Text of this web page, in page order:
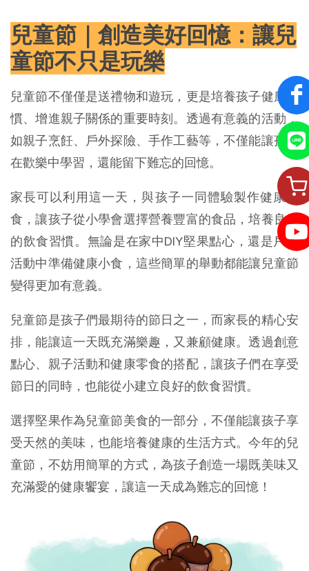
兒童節｜創造美好回憶：讓兒
童節不只是玩樂
兒童節不僅僅是送禮物和遊玩，更是培養孩子健康習
慣、增進親子關係的重要時刻。透過有意義的活動，
如親子烹飪、戶外探險、手作工藝等，不僅能讓孩子
在歡樂中學習，還能留下難忘的回憶。
家長可以利用這一天，與孩子一同體驗製作健康美
食，讓孩子從小學會選擇營養豐富的食品，培養良好
的飲食習慣。無論是在家中DIY堅果點心，還是戶外
活動中準備健康小食，這些簡單的舉動都能讓兒童節
變得更加有意義。
兒童節是孩子們最期待的節日之一，而家長的精心安
排，能讓這一天既充滿樂趣，又兼顧健康。透過創意
點心、親子活動和健康零食的搭配，讓孩子們在享受
節日的同時，也能從小建立良好的飲食習慣。
選擇堅果作為兒童節美食的一部分，不僅能讓孩子享
受天然的美味，也能培養健康的生活方式。今年的兒
童節，不妨用簡單的方式，為孩子創造一場既美味又
充滿愛的健康饗宴，讓這一天成為難忘的回憶！